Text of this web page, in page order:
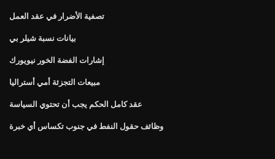
تصفية الأضرار في عقد العمل
بيانات نسبة شيلر بي
إشارات الفضة الخور نيويورك
مبيعات التجزئة أمي أستراليا
عقد كامل الحكم يجب أن تحتوي السياسة
وظائف حقول النفط في جنوب تكساس أي خبرة